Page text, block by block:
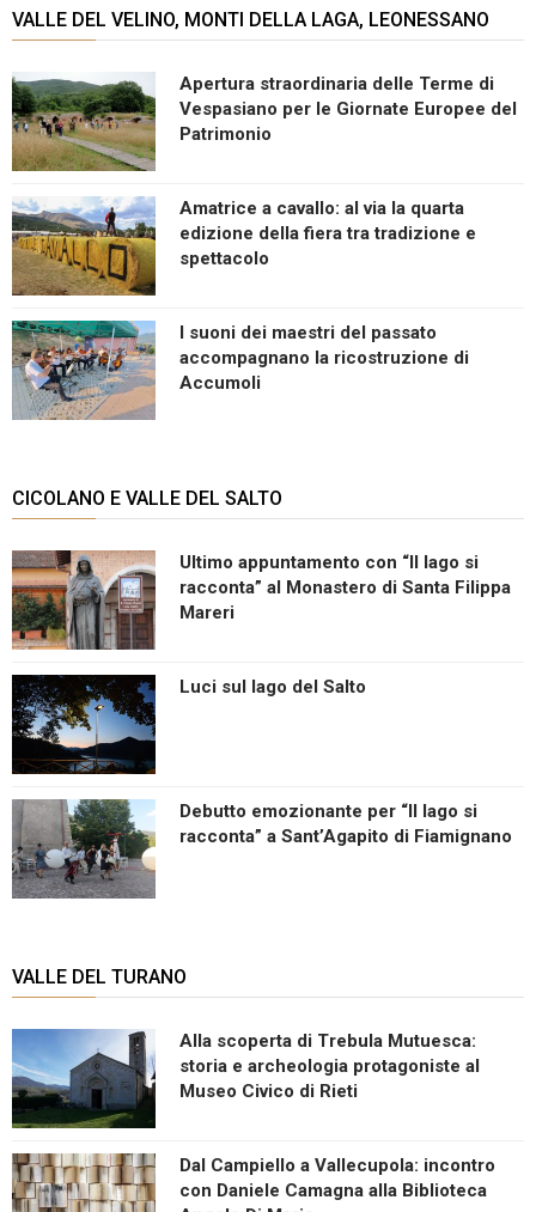
VALLE DEL VELINO, MONTI DELLA LAGA, LEONESSANO
Apertura straordinaria delle Terme di
Vespasiano per le Giornate Europee del
Patrimonio
Amatrice a cavallo: al via la quarta
edizione della fiera tra tradizione e
spettacolo
I suoni dei maestri del passato
accompagnano la ricostruzione di
Accumoli
CICOLANO E VALLE DEL SALTO
Ultimo appuntamento con “Il lago si
racconta” al Monastero di Santa Filippa
Mareri
Luci sul lago del Salto
Debutto emozionante per “Il lago si
racconta” a Sant’Agapito di Fiamignano
VALLE DEL TURANO
Alla scoperta di Trebula Mutuesca:
storia e archeologia protagoniste al
Museo Civico di Rieti
Dal Campiello a Vallecupola: incontro
con Daniele Camagna alla Biblioteca